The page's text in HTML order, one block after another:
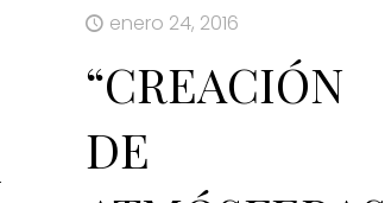
enero 24, 2016
“CREACIÓN
DE